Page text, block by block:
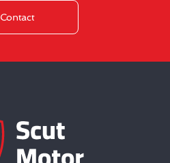
Contact